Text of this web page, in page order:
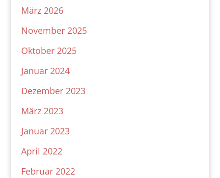
März 2026
November 2025
Oktober 2025
Januar 2024
Dezember 2023
März 2023
Januar 2023
April 2022
Februar 2022